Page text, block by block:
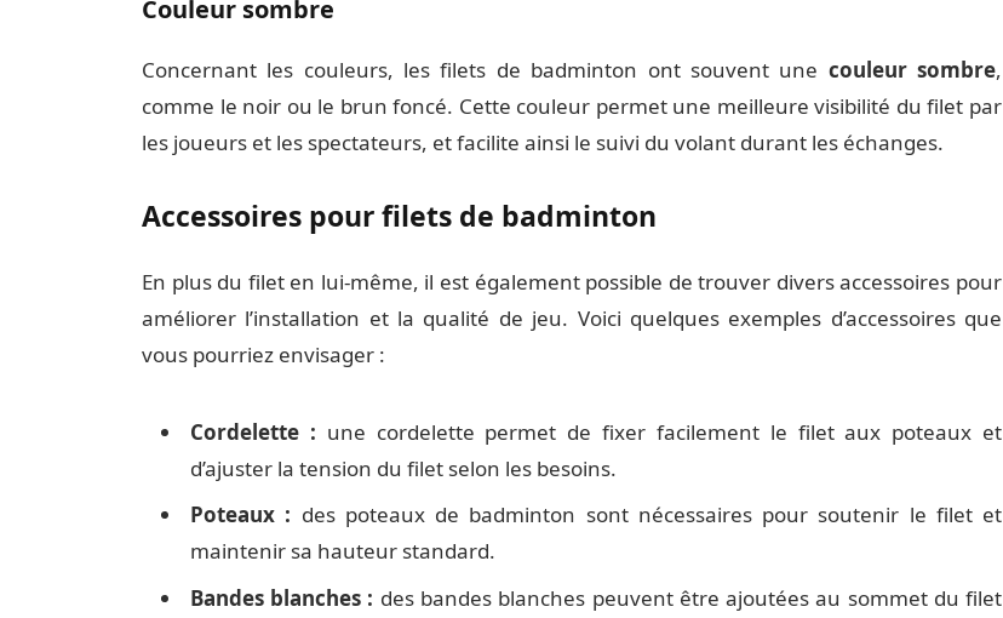
Couleur sombre
Concernant les couleurs, les filets de badminton ont souvent une couleur sombre,
comme le noir ou le brun foncé. Cette couleur permet une meilleure visibilité du filet par
les joueurs et les spectateurs, et facilite ainsi le suivi du volant durant les échanges.
Accessoires pour filets de badminton
En plus du filet en lui-même, il est également possible de trouver divers accessoires pour
améliorer l’installation et la qualité de jeu. Voici quelques exemples d’accessoires que
vous pourriez envisager :
Cordelette : une cordelette permet de fixer facilement le filet aux poteaux et
d’ajuster la tension du filet selon les besoins.
Poteaux : des poteaux de badminton sont nécessaires pour soutenir le filet et
maintenir sa hauteur standard.
Bandes blanches : des bandes blanches peuvent être ajoutées au sommet du filet